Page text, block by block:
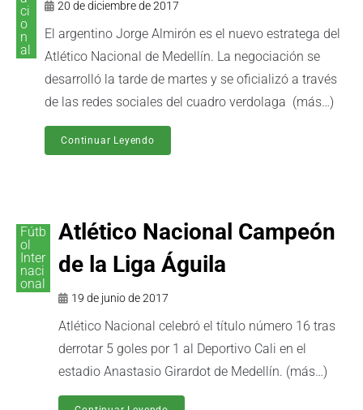
ci
o
n
al
20 de diciembre de 2017
El argentino Jorge Almirón es el nuevo estratega del
Atlético Nacional de Medellín. La negociación se
desarrolló la tarde de martes y se oficializó a través
de las redes sociales del cuadro verdolaga (más…)
Continuar Leyendo
Fútb
ol
Inter
naci
onal
Atlético Nacional Campeón
de la Liga Águila
19 de junio de 2017
Atlético Nacional celebró el título número 16 tras
derrotar 5 goles por 1 al Deportivo Cali en el
estadio Anastasio Girardot de Medellín. (más…)